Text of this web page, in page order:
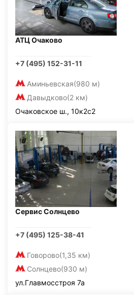
АТЦ Очаково
+7 (495) 152-31-11
Аминьевская(980 м)
Давыдково(2 км)
Очаковское ш., 10к2с2
Сервис Солнцево
+7 (495) 125-38-41
Говорово(1,35 км)
Солнцево(930 м)
ул.Главмосстроя 7а